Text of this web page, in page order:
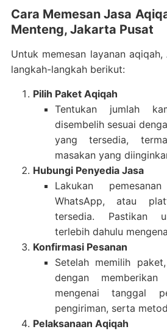
Cara Memesan Jasa
Menteng, Jakarta Pusat
Untuk memesan layanan
langkah-langkah berikut:
Pilih Paket Aqiqah
Tentukan jumlah
disembelih sesuai
yang tersedia,
masakan yang
Hubungi Penyedia Jasa
Lakukan
WhatsApp, atau
tersedia. Pastikan
terlebih dahulu
Konfirmasi Pesanan
Setelah memilih
dengan
mengenai tanggal
pengiriman, serta
Pelaksanaan Aqiqah